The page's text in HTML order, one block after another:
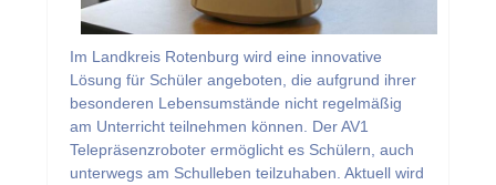
Im Landkreis Rotenburg wird eine innovative
Lösung für Schüler angeboten, die aufgrund ihrer
besonderen Lebensumstände nicht regelmäßig
am Unterricht teilnehmen können. Der AV1
Telepräsenzroboter ermöglicht es Schülern, auch
unterwegs am Schulleben teilzuhaben. Aktuell wird